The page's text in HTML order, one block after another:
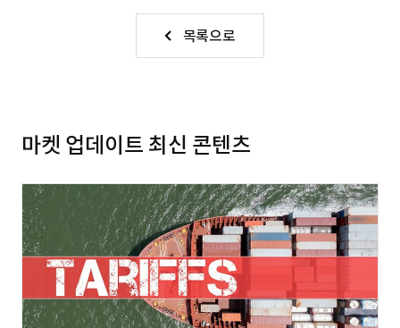
목록으로
마켓 업데이트 최신 콘텐츠